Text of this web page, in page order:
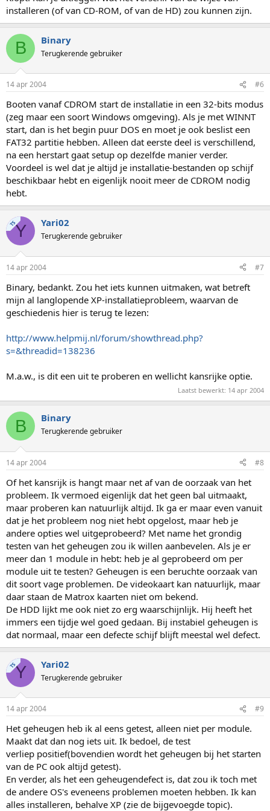
installeren (of van CD-ROM, of van de HD) zou kunnen zijn.
B Binary
Terugkerende gebruiker
14 apr 2004 #6
Booten vanaf CDROM start de installatie in een 32-bits modus
(zeg maar een soort Windows omgeving). Als je met WINNT
start, dan is het begin puur DOS en moet je ook beslist een
FAT32 partitie hebben. Alleen dat eerste deel is verschillend,
na een herstart gaat setup op dezelfde manier verder.
Voordeel is wel dat je altijd je installatie-bestanden op schijf
beschikbaar hebt en eigenlijk nooit meer de CDROM nodig
hebt.
TSY Yari02
Terugkerende gebruiker
14 apr 2004 #7
Binary, bedankt. Zou het iets kunnen uitmaken, wat betreft
mijn al langlopende XP-installatieprobleem, waarvan de
geschiedenis hier is terug te lezen:
http://www.helpmij.nl/forum/showthread.php?
s=&threadid=138236
M.a.w., is dit een uit te proberen en wellicht kansrijke optie.
Laatst bewerkt: 14 apr 2004
B Binary
Terugkerende gebruiker
14 apr 2004 #8
Of het kansrijk is hangt maar net af van de oorzaak van het
probleem. Ik vermoed eigenlijk dat het geen bal uitmaakt,
maar proberen kan natuurlijk altijd. Ik ga er maar even vanuit
dat je het probleem nog niet hebt opgelost, maar heb je
andere opties wel uitgeprobeerd? Met name het grondig
testen van het geheugen zou ik willen aanbevelen. Als je er
meer dan 1 module in hebt: heb je al geprobeerd om per
module uit te testen? Geheugen is een beruchte oorzaak van
dit soort vage problemen. De videokaart kan natuurlijk, maar
daar staan de Matrox kaarten niet om bekend.
De HDD lijkt me ook niet zo erg waarschijnlijk. Hij heeft het
immers een tijdje wel goed gedaan. Bij instabiel geheugen is
dat normaal, maar een defecte schijf blijft meestal wel defect.
TSY Yari02
Terugkerende gebruiker
14 apr 2004 #9
Het geheugen heb ik al eens getest, alleen niet per module.
Maakt dat dan nog iets uit. Ik bedoel, de test
verliep positief(bovendien wordt het geheugen bij het starten
van de PC ook altijd getest).
En verder, als het een geheugendefect is, dat zou ik toch met
de andere OS's eveneens problemen moeten hebben. Ik kan
alles installeren, behalve XP (zie de bijgevoegde topic).